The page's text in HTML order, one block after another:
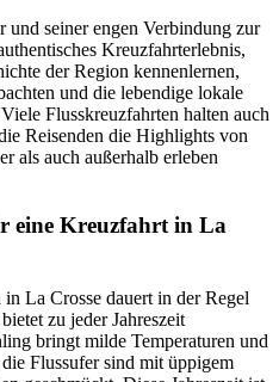
und seiner engen Verbindung zur
Kreuzfahrterlebnis,
der Region kennenlernen,
und die lebendige lokale
Flusskreuzfahrten halten auch
Reisenden die Highlights von
als auch außerhalb erleben
eine Kreuzfahrt in La
La Crosse dauert in der Regel
zu jeder Jahreszeit
bringt milde Temperaturen und
Flussufer sind mit üppigem